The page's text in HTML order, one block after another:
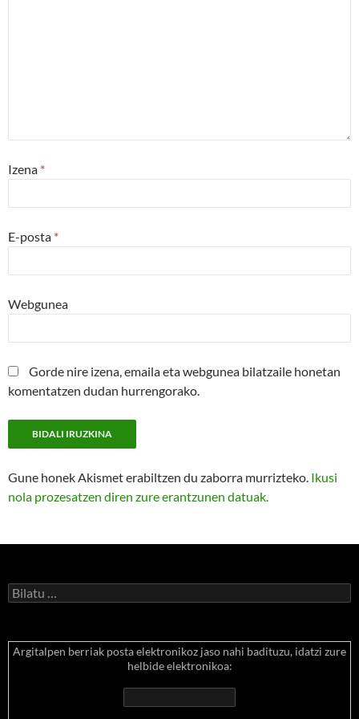
Izena *
E-posta *
Webgunea
Gorde nire izena, emaila eta webgunea bilatzaile honetan
komentatzen dudan hurrengorako.
Gune honek Akismet erabiltzen du zaborra murrizteko. Ikusi
nola prozesatzen diren zure erantzunen datuak.
Bilatu:
Argitalpen berriak posta elektronikoz jaso nahi badituzu, idatzi zure
helbide elektronikoa: